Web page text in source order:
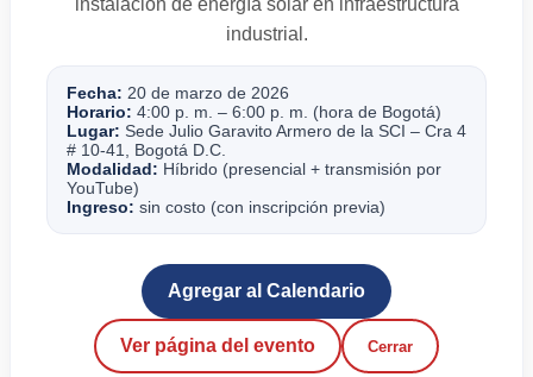
instalación de energía solar en infraestructura
industrial.
Fecha: 20 de marzo de 2026
Horario: 4:00 p. m. – 6:00 p. m. (hora de Bogotá)
Lugar: Sede Julio Garavito Armero de la SCI – Cra 4
# 10-41, Bogotá D.C.
Modalidad: Híbrido (presencial + transmisión por
YouTube)
Ingreso: sin costo (con inscripción previa)
Agregar al Calendario
Ver página del evento Cerrar